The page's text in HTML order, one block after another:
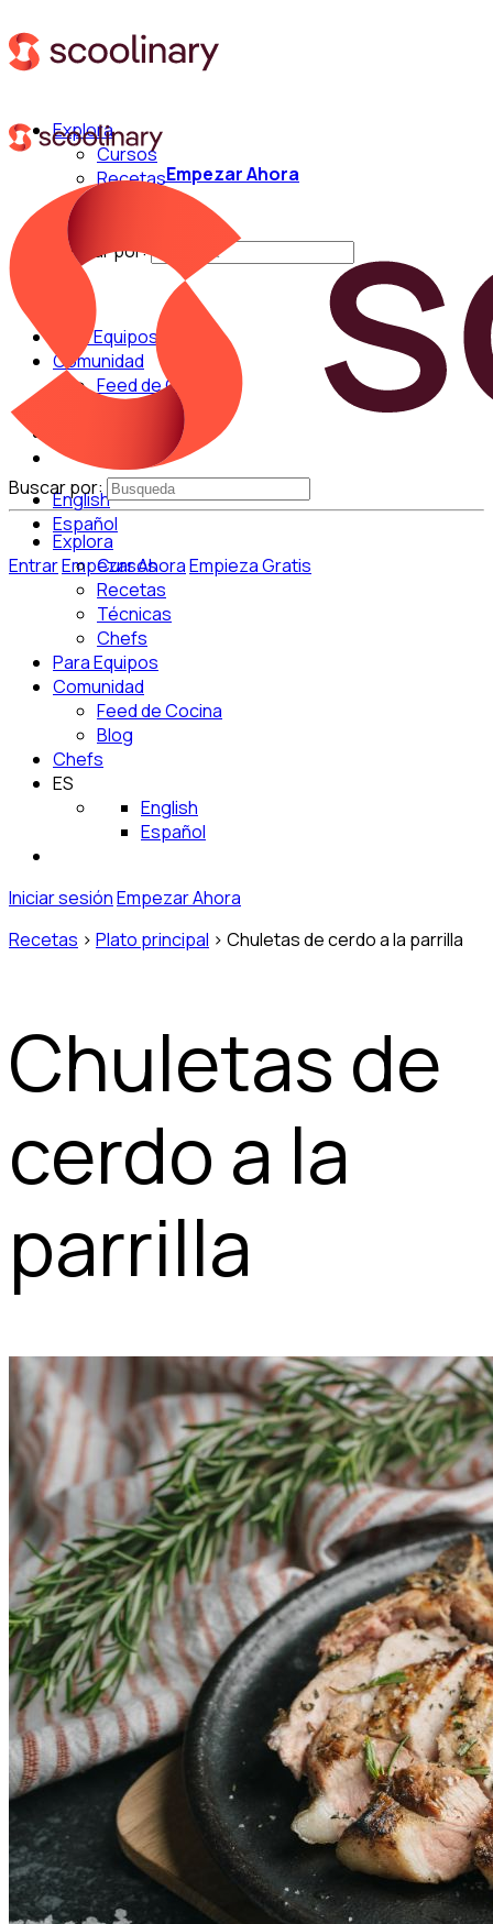
Explora
Cursos
Recetas
Buscar por:
Para Equipos
Comunidad
Feed de Cocina
English
Español
EntrarEmpezar AhoraEmpieza Gratis
Empezar Ahora
Buscar por:
Explora
Cursos
Recetas
Técnicas
Chefs
Para Equipos
Comunidad
Feed de Cocina
Blog
Chefs
ES
English
Español
Iniciar sesiónEmpezar Ahora
Recetas > Plato principal > Chuletas de cerdo a la parrilla
Chuletas de
cerdo a la
parrilla